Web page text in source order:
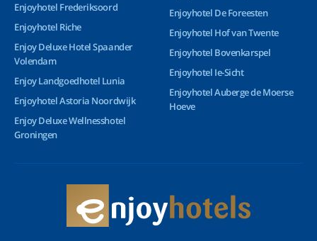
Enjoyhotel Frederiksoord
Enjoyhotel Riche
Enjoy Deluxe Hotel Spaander
Volendam
Enjoy Landgoedhotel Lunia
Enjoyhotel Astoria Noordwijk
Enjoy Deluxe Wellnesshotel
Groningen
Enjoyhotel De Foreesten
Enjoyhotel Hof van Twente
Enjoyhotel Bovenkarspel
Enjoyhotel Ie-Sicht
Enjoyhotel Auberge de Moerse
Hoeve